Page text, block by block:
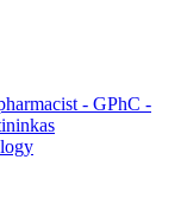
- GPhC -